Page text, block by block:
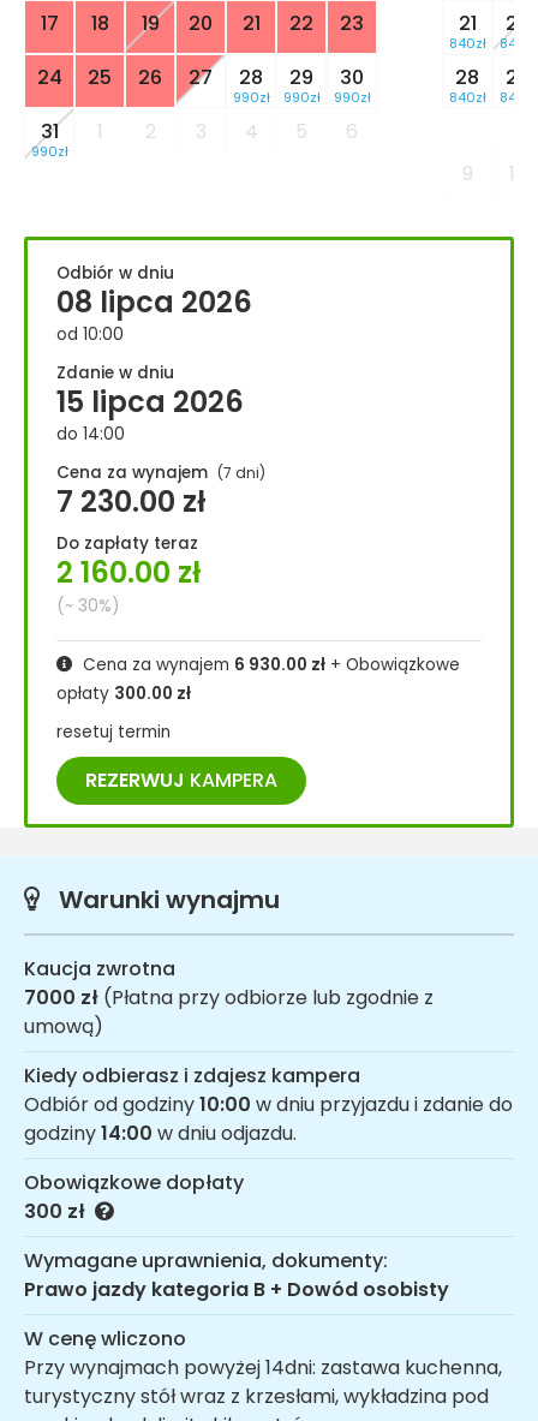
17
18 19 20 21 22
23
24
25 26 27 28
990zł
29
990zł
30
990zł
31
990zł
1 2 3 4 5 6
21
840zł
22
840zł
28
840zł
29
840zł
9 10
Odbiór w dniu
08 lipca 2026
od 10:00
Zdanie w dniu
15 lipca 2026
do 14:00
Cena za wynajem (7 dni)
7 230.00 zł
Do zapłaty teraz
2 160.00 zł
(~ 30%)
Cena za wynajem 6 930.00 zł + Obowiązkowe
opłaty 300.00 zł
resetuj termin
REZERWUJ KAMPERA
Warunki wynajmu
Kaucja zwrotna
7000 zł (Płatna przy odbiorze lub zgodnie z
umową)
Kiedy odbierasz i zdajesz kampera
Odbiór od godziny10:00 w dniu przyjazdu i zdanie do
godziny14:00 w dniu odjazdu.
Obowiązkowe dopłaty
300 zł
Wymagane uprawnienia, dokumenty:
Prawo jazdy kategoria B + Dowód osobisty
W cenę wliczono
Przy wynajmach powyżej 14dni: zastawa kuchenna,
turystyczny stół wraz z krzesłami, wykładzina pod